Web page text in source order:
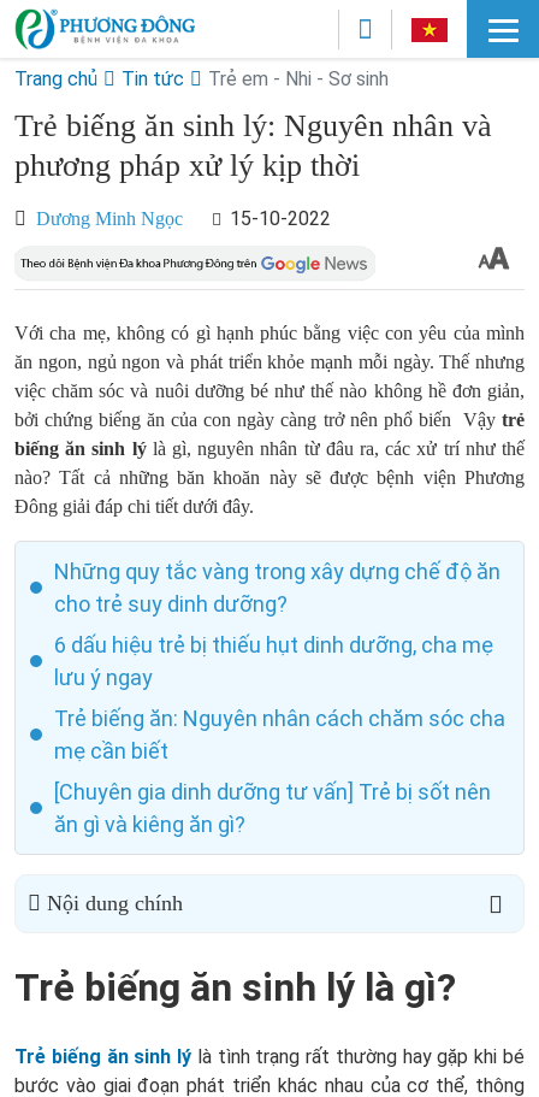
Trang chủ Tin tức Trẻ em - Nhi - Sơ sinh
Trẻ biếng ăn sinh lý: Nguyên nhân và
phương pháp xử lý kịp thời
Dương Minh Ngọc 15-10-2022
Với cha mẹ, không có gì hạnh phúc bằng việc con yêu của mình
ăn ngon, ngủ ngon và phát triển khỏe mạnh mỗi ngày. Thế nhưng
việc chăm sóc và nuôi dưỡng bé như thế nào không hề đơn giản,
bởi chứng biếng ăn của con ngày càng trở nên phổ biến Vậy trẻ
biếng ăn sinh lýlà gì, nguyên nhân từ đâu ra, các xử trí như thế
nào? Tất cả những băn khoăn này sẽ được bệnh viện Phương
Đông giải đáp chi tiết dưới đây.
Những quy tắc vàng trong xây dựng chế độ ăn
cho trẻ suy dinh dưỡng?
6 dấu hiệu trẻ bị thiếu hụt dinh dưỡng, cha mẹ
lưu ý ngay
Trẻ biếng ăn: Nguyên nhân cách chăm sóc cha
mẹ cần biết
[Chuyên gia dinh dưỡng tư vấn] Trẻ bị sốt nên
ăn gì và kiêng ăn gì?
Nội dung chính
Trẻ biếng ăn sinh lý là gì?
Trẻ biếng ăn sinh lý là tình trạng rất thường hay gặp khi bé
bước vào giai đoạn phát triển khác nhau của cơ thể, thông